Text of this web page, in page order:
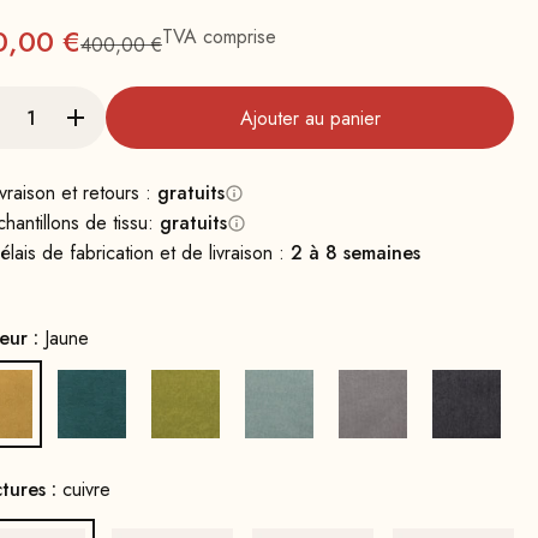
€Prix normal : 400
400,00 €TVA comprise
Ajouter au panier
et retours : gratuits
de tissu: gratuits
de fabrication et de livraison : 2 à 8 semaines
: Jaune
: cuivre